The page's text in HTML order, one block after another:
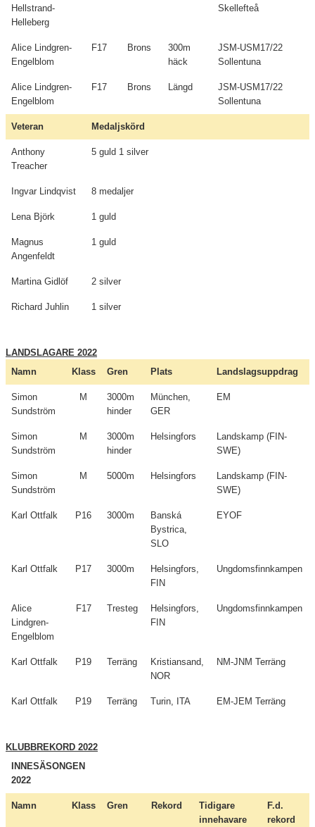
Hellstrand-
Helleberg
Skellefteå
Alice Lindgren-
Engelblom
F17 Brons
300m
häck
JSM-USM17/22
Sollentuna
Alice Lindgren-
Engelblom
F17 Brons Längd
JSM-USM17/22
Sollentuna
Veteran Medaljskörd
Anthony
Treacher
5 guld 1 silver
Ingvar Lindqvist 8 medaljer
Lena Björk 1 guld
Magnus
Angenfeldt
1 guld
Martina Gidlöf 2 silver
Richard Juhlin 1 silver
LANDSLAGARE 2022
Namn
Klass Gren Plats Landslagsuppdrag
Simon
Sundström
M
3000m
hinder
München,
GER
EM
Simon
Sundström
M
3000m
hinder
Helsingfors
Landskamp (FIN-
SWE)
Simon
Sundström
M 5000m Helsingfors
Landskamp (FIN-
SWE)
Karl Ottfalk P16 3000m
Banská
Bystrica,
SLO
EYOF
Karl Ottfalk P17 3000m
Helsingfors,
FIN
Ungdomsfinnkampen
Alice
Lindgren-
Engelblom
F17 Tresteg
Helsingfors,
FIN
Ungdomsfinnkampen
Karl Ottfalk P19 Terräng
Kristiansand,
NOR
NM-JNM Terräng
Karl Ottfalk P19 Terräng Turin, ITA EM-JEM Terräng
KLUBBREKORD 2022
INNESÄSONGEN
2022
Namn Klass Gren Rekord
Tidigare
innehavare
F.d.
rekord